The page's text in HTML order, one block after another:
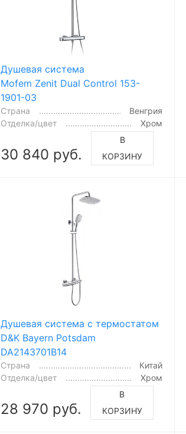
Душевая система
Mofem Zenit Dual Control 153-
1901-03
Страна
Венгрия
Отделка/цвет
Хром
30 840 руб.
В
КОРЗИНУ
Душевая система с термостатом
D&K Bayern Potsdam
DA2143701B14
Страна
Китай
Отделка/цвет
Хром
28 970 руб.
В
КОРЗИНУ